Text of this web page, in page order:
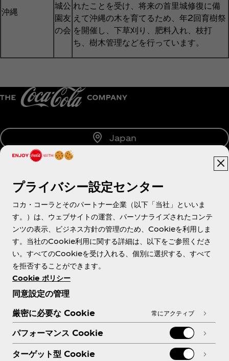
沖縄
城公
園友
の会
れたことを受け、将来の首里城修復に備
えて沖縄の木を育てるため、年2回育樹祭
を開催し、下草刈り、肥料入れ、枝打
ち、樹木管理などを行っています。
Japan
About us
Need help?
各種ポリシー
プライバシー設定センター
コカ・コーラとそのパートナー企業（以下「当社」といいま
す。）は、ウェブサイトの運営、パーソナライズされたコンテ
ンツの表示、ビジネス方針の管理のため、Cookieを利用しま
す。当社のCookie利用に関する詳細は、以下をご参照くださ
い。すべてのCookieを受け入れる、個別に選択する、すべて
を拒否することができます。
Cookie ポリシー
同意設定の管理
厳密に必要な Cookie
常にアクティブ
パフォーマンス Cookie
ターゲット型 Cookie